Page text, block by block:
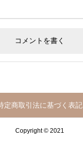
定商取引法に基づく表記
Copyright © 2021